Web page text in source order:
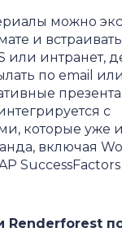
можно
и
или интранет,
по email
с
которые уже
включая
Renderforest